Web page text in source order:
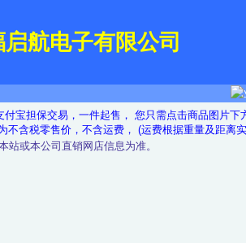
航电子有限公司
宝担保交易，一件起售， 您只需点击商品图片下
含税零售价，不含运费， (运费根据重量及距离
站或本公司直销网店信息为准。